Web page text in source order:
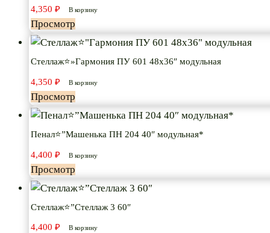
4,350 ₽ В корзину
Просмотр
Стеллаж⭐»Гармония ПУ 601 48х36″ модульная
4,350 ₽ В корзину
Просмотр
Пенал⭐”Машенька ПН 204 40″ модульная*
4,400 ₽ В корзину
Просмотр
Стеллаж⭐”Стеллаж 3 60″
4,400 ₽ В корзину